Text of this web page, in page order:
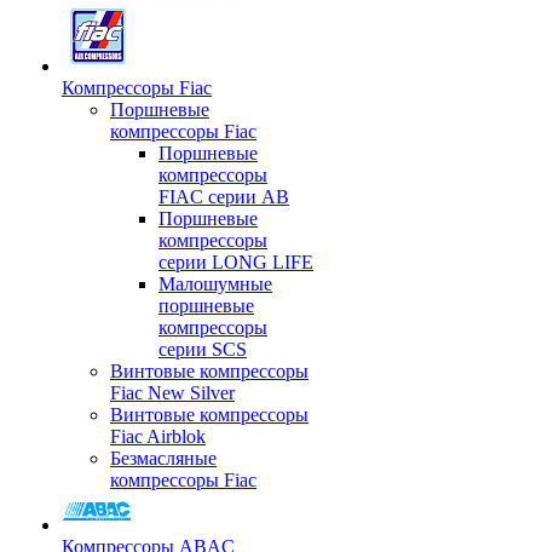
Компрессоры Fiac
Поршневые
компрессоры Fiac
Поршневые
компрессоры
FIAC серии AB
Поршневые
компрессоры
серии LONG LIFE
Малошумные
поршневые
компрессоры
серии SCS
Винтовые компрессоры
Fiac New Silver
Винтовые компрессоры
Fiac Airblok
Безмасляные
компрессоры Fiac
Компрессоры ABAC